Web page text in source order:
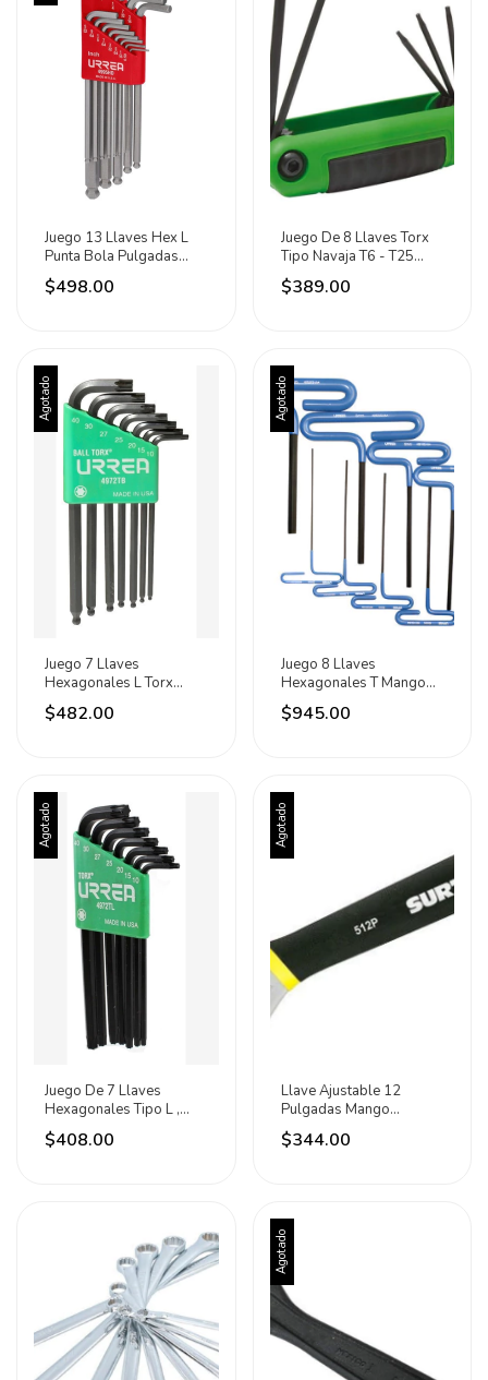
Juego 13 Llaves Hex L
Punta Bola Pulgadas
Uso Pesado Urrea
$498.00
Juego De 8 Llaves Torx
Tipo Navaja T6 - T25
Urrea
$389.00
Agotado
Juego 7 Llaves
Hexagonales L Torx
Punta De Bola Rack
Urrea
$482.00
Agotado
Juego 8 Llaves
Hexagonales T Mango
Vinil Métricas 6 Pulgadas
Plateado
$945.00
Agotado
Juego De 7 Llaves
Hexagonales Tipo L ,
Torx, Largas Urrea
$408.00
Agotado
Llave Ajustable 12
Pulgadas Mango
Plastisol Surtek
$344.00
Agotado